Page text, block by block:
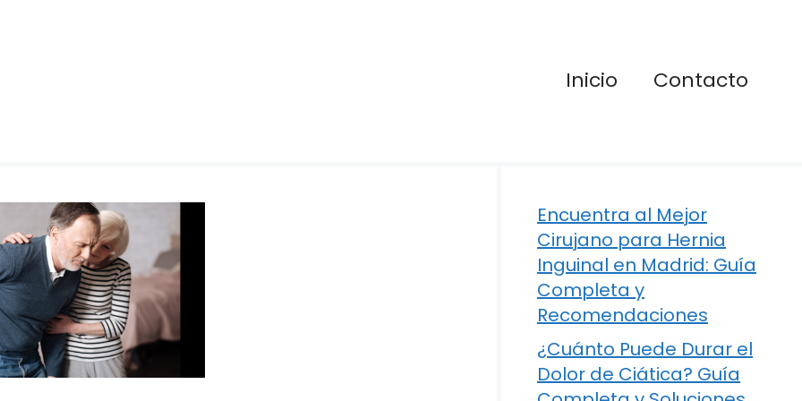
Inicio Contacto
Encuentra al Mejor
Cirujano para Hernia
Inguinal en Madrid: Guía
Completa y
Recomendaciones
¿Cuánto Puede Durar el
Dolor de Ciática? Guía